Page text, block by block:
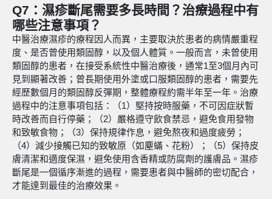
Q7：濕疹斷尾需要多長時間？治療過程中有
哪些注意事項？
中醫治療濕疹的療程因人而異，主要取決於患者的病情嚴重程
度、是否曾使用類固醇，以及個人體質。一般而言，未曾使用
類固醇的患者，在接受系統性中醫治療後，通常1至3個月內可
見到顯著改善；曾長期使用外塗或口服類固醇的患者，需要先
經歷數個月的類固醇反彈期，整體療程約需半年至一年。治療
過程中的注意事項包括：（1）堅持按時服藥，不可因症狀暫
時改善而自行停藥；（2）嚴格遵守飲食禁忌，避免食用發物
和致敏食物；（3）保持規律作息，避免熬夜和過度疲勞；
（4）減少接觸已知的致敏原（如塵蟎、花粉）；（5）保持皮
膚清潔和適度保濕，避免使用含香精或防腐劑的護膚品。濕疹
斷尾是一個循序漸進的過程，需要患者與中醫師的密切配合，
才能達到最佳的治療效果。